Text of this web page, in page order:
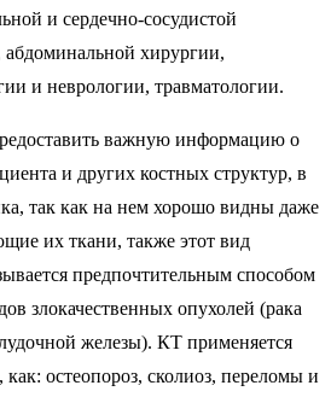
и сердечно-сосудистой
хирургии,
и неврологии, травматологии.
важную информацию о
и других костных структур, в
так как на нем хорошо видны даже
их ткани, также этот вид
предпочтительным способом
злокачественных опухолей (рака
железы). КТ применяется
как: остеопороз, сколиоз, переломы и